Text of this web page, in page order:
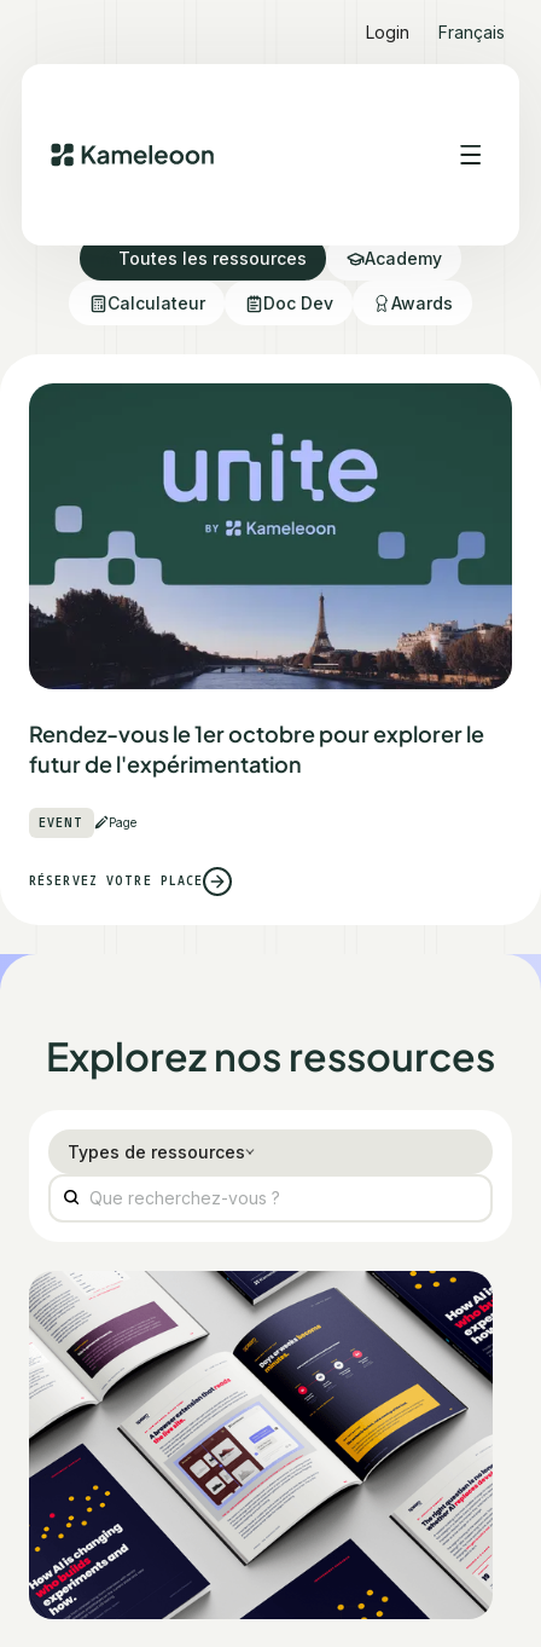
Login Français
Ressources Hub
Toutes les ressources Academy
Calculateur Doc Dev Awards
Rendez-vous le 1er octobre pour explorer le
futur de l'expérimentation
EVENT Page
RÉSERVEZ VOTRE PLACE
Explorez nos ressources
Types de ressources